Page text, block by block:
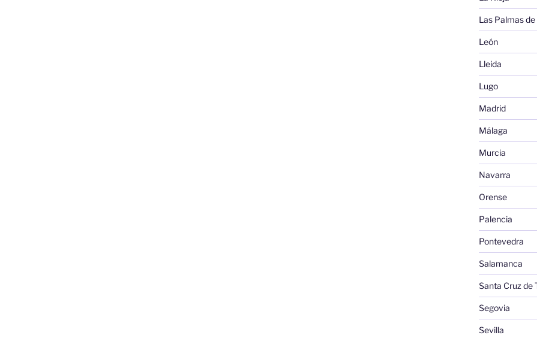
Las Palmas
León
Lleida
Lugo
Madrid
Málaga
Murcia
Navarra
Orense
Palencia
Pontevedra
Salamanca
Santa Cruz de
Segovia
Sevilla